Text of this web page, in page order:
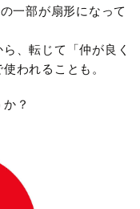
一部が扇形になって
、転じて「仲が良く
われることも。
？